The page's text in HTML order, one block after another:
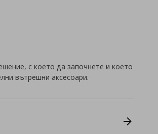
с което да започнете и което
вътрешни аксесоари.